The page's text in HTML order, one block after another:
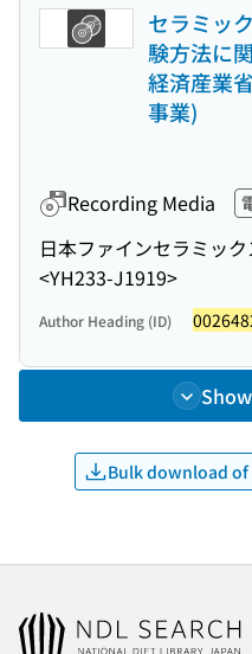
セラミッ
験方法に
経済産業
事業)
Recording Media
日本ファインセラミッ
<YH233-J1919>
Author Heading (ID)
Bulk download